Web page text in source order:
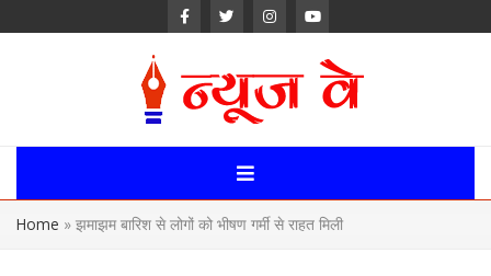
News Way:
Uttarakhand,
Home » झमाझम बारिश से लोगों को भीषण गर्मी से राहत मिली